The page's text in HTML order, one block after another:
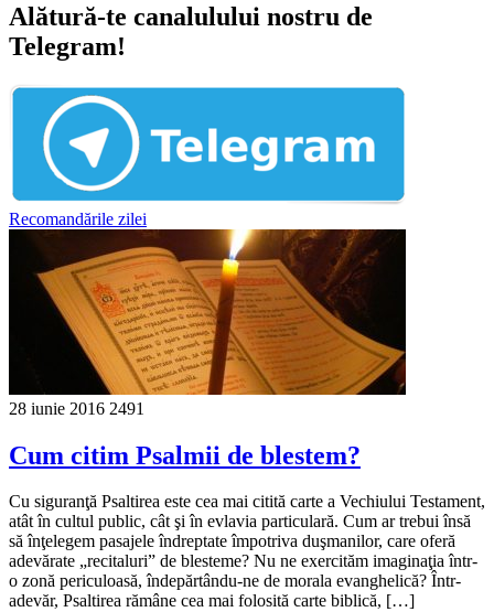
Alătură-te canalulului nostru de
Telegram!
Recomandările zilei
28 iunie 2016 2491
Cum citim Psalmii de blestem?
Cu siguranţă Psaltirea este cea mai citită carte a Vechiului Testament,
atât în cultul public, cât şi în evlavia particulară. Cum ar trebui însă
să înţelegem pasajele îndreptate împotriva duşmanilor, care oferă
adevărate „recitaluri” de blesteme? Nu ne exercităm imaginaţia într-
o zonă periculoasă, îndepărtându-ne de morala evanghelică? Într-
adevăr, Psaltirea rămâne cea mai folosită carte biblică, […]